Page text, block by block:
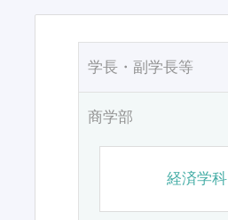
学長・副学長等
商学部
経済学科